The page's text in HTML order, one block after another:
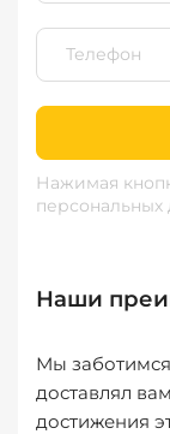
Нажимая
персональных
Наши
Мы
доставлял
достижения